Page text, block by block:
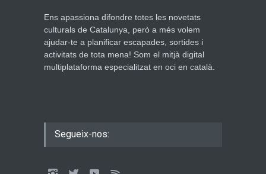
Ens apassiona difondre totes les novetats
culturals de Catalunya, però a més volem
ajudar-te a planificar escapades, sortides i
activitats de tota mena! Som el mitjà digital
multiplataforma especialitzat en oci en català.
Segueix-nos: